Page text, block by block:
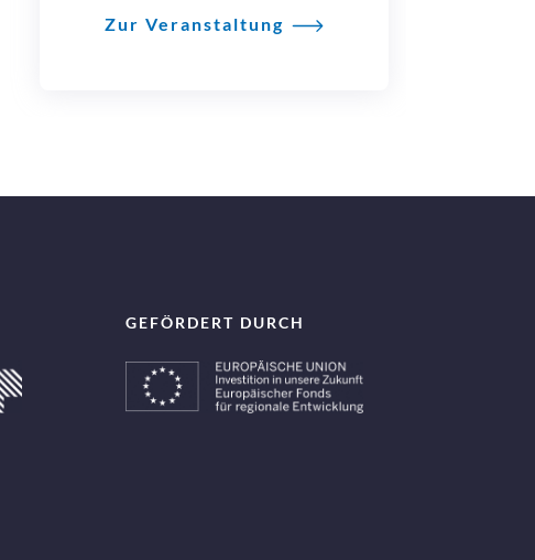
Zur Veranstaltung
GEFÖRDERT DURCH